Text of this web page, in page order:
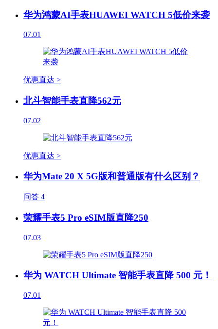
华为鸿蒙AI手表HUAWEI WATCH 5低价来袭
07.01
优惠直达 >
北斗智能手表直降562元
07.02
优惠直达 >
华为Mate 20 X 5G版和普通版有什么区别？
问答 4
荣耀手表5 Pro eSIM版直降250
07.03
华为 WATCH Ultimate 智能手表直降 500 元！
07.01